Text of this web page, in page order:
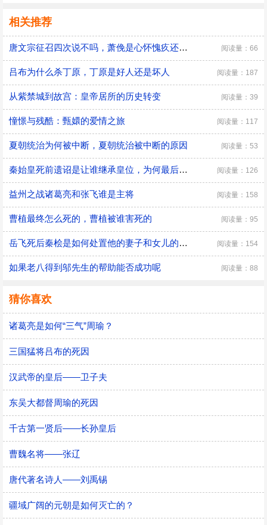
相关推荐
唐文宗征召四次说不吗，萧俛是心怀愧疚还是居功自傲 阅读量：66
吕布为什么杀丁原，丁原是好人还是坏人 阅读量：187
从紫禁城到故宫：皇帝居所的历史转变 阅读量：39
憧憬与残酷：甄嬛的爱情之旅 阅读量：117
夏朝统治为何被中断，夏朝统治被中断的原因 阅读量：53
秦始皇死前遗诏是让谁继承皇位，为何最后是胡亥继位 阅读量：126
益州之战诸葛亮和张飞谁是主将 阅读量：158
曹植最终怎么死的，曹植被谁害死的 阅读量：95
​岳飞死后秦桧是如何处置他的妻子和女儿的，秦桧怎么处置岳飞家人的 阅读量：154
如果老八得到邬先生的帮助能否成功呢 阅读量：88
猜你喜欢
诸葛亮是如何“三气”周瑜？
三国猛将吕布的死因
汉武帝的皇后——卫子夫
东吴大都督周瑜的死因
千古第一贤后——长孙皇后
曹魏名将——张辽
唐代著名诗人——刘禹锡
疆域广阔的元朝是如何灭亡的？